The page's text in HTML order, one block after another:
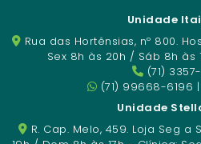
Unidade
Rua das Hortênsias, nº 800.
Sex 8h às 20h / Sáb 8h às
(71)
(71) 99668-6196
Unidade
R. Cap. Melo, 459. Loja Seg a